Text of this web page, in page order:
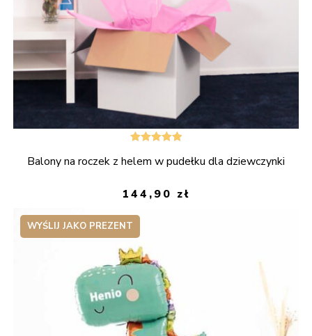
5.00 na 5
Balony na roczek z helem w pudełku dla dziewczynki
144,90 zł
WYŚLIJ JAKO PREZENT